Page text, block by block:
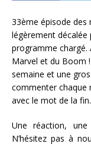
33ème épisode des
légèrement décalée
programme chargé.
Marvel et du Boom
semaine et une
commenter chaque
avec le mot de la fin.
Une réaction,
N’hésitez pas à